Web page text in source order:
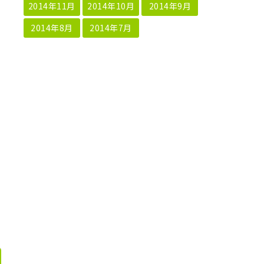
2014年11月 2014年10月
2014年9月
2014年8月
2014年7月